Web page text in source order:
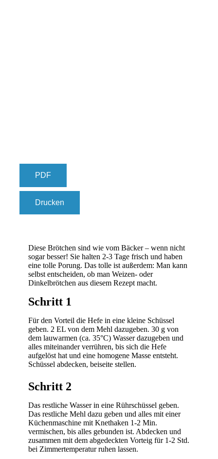
PDF
Drucken
Diese Brötchen sind wie vom Bäcker – wenn nicht
sogar besser! Sie halten 2-3 Tage frisch und haben
eine tolle Porung. Das tolle ist außerdem: Man kann
selbst entscheiden, ob man Weizen- oder
Dinkelbrötchen aus diesem Rezept macht.
Schritt 1
Für den Vorteil die Hefe in eine kleine Schüssel
geben. 2 EL von dem Mehl dazugeben. 30 g von
dem lauwarmen (ca. 35°C) Wasser dazugeben und
alles miteinander verrühren, bis sich die Hefe
aufgelöst hat und eine homogene Masse entsteht.
Schüssel abdecken, beiseite stellen.
Schritt 2
Das restliche Wasser in eine Rührschüssel geben.
Das restliche Mehl dazu geben und alles mit einer
Küchenmaschine mit Knethaken 1-2 Min.
vermischen, bis alles gebunden ist. Abdecken und
zusammen mit dem abgedeckten Vorteig für 1-2 Std.
bei Zimmertemperatur ruhen lassen.